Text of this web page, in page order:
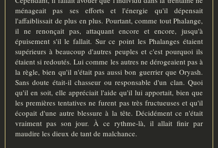
ménageait pas ses efforts et l'énergie qu'il dépensait
l'affaiblissait de plus en plus. Pourtant, comme tout Phalange,
il ne renonçait pas, attaquant encore et encore, jusqu'à
épuisement s'il le fallait. Sur ce point les Phalanges étaient
supérieurs à beaucoup d'autres peuples et c'est pourquoi ils
étaient si redoutés. Lui comme les autres ne dérogeaient pas à
la règle, bien qu'il n'était pas aussi bon guerrier que Oryash.
Sans doute était-il chasseur ou responsable d'un clan. Quoi
qu'il en soit, elle appréciait l'aide qu'il lui apportait, bien que
les premières tentatives ne furent pas très fructueuses et qu'il
écopait d'une autre blessure à la tête. Décidément ce n'était
vraiment pas son jour. À ce rythme-là, il allait finir par
maudire les dieux de tant de malchance.